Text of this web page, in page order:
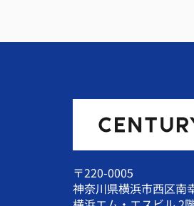
〒220-0005
神奈川県横浜市西区南